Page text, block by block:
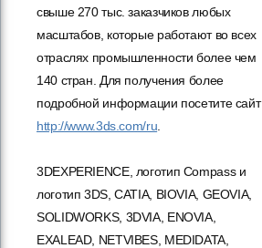
свыше 270 тыс. заказчиков любых
масштабов, которые работают во всех
отраслях промышленности более чем
140 стран. Для получения более
подробной информации посетите сайт
http://www.3ds.com/ru
3DEXPERIENCE, логотип Compass и
логотип 3DS, CATIA, BIOVIA, GEOVIA,
SOLIDWORKS, 3DVIA, ENOVIA,
EXALEAD, NETVIBES, MEDIDATA,